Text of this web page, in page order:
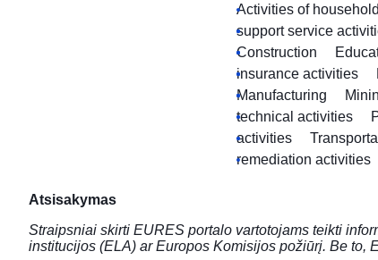
Activities of
support service
Construction
insurance activities
Manufacturing
technical activities
activities
remediation activities
Atsisakymas
Straipsniai skirti EURES portalo vartotojams teikti
institucijos (ELA) ar Europos Komisijos požiūrį. Be to,